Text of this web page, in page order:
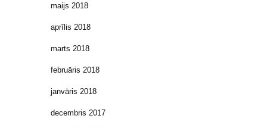
maijs 2018
aprīlis 2018
marts 2018
februāris 2018
janvāris 2018
decembris 2017